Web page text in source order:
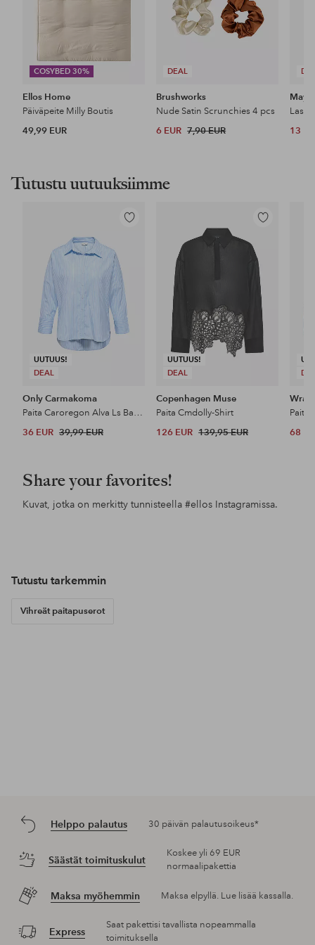
COSYBED 30%
Ellos Home
Päiväpeite Milly Boutis
49,99 EUR
DEAL
Brushworks
Nude Satin Scrunchies 4 pcs
6 EUR 7,90 EUR 13
Tutustu uutuuksiimme
UUTUUS!
DEAL
Lisää
Only Carmakoma
Paita Caroregon Alva Ls Back Btn Shirt Wv
36 EUR 39,99 EUR
UUTUUS!
DEAL
Lisää
Copenhagen Muse
Paita Cmdolly-Shirt
126 EUR 139,95 EUR 68
Share your favorites!
Kuvat, jotka on merkitty tunnisteella #ellos Instagramissa.
Tutustu tarkemmin
Vihreät paitapuserot
Helppo palautus 30 päivän palautusoikeus*
Säästät toimituskulut
Koskee yli 69 EUR
normaalipakettia
Maksa myöhemmin Maksa elpyllä. Lue lisää kassalla.
Express
Saat pakettisi tavallista nopeammalla
toimituksella